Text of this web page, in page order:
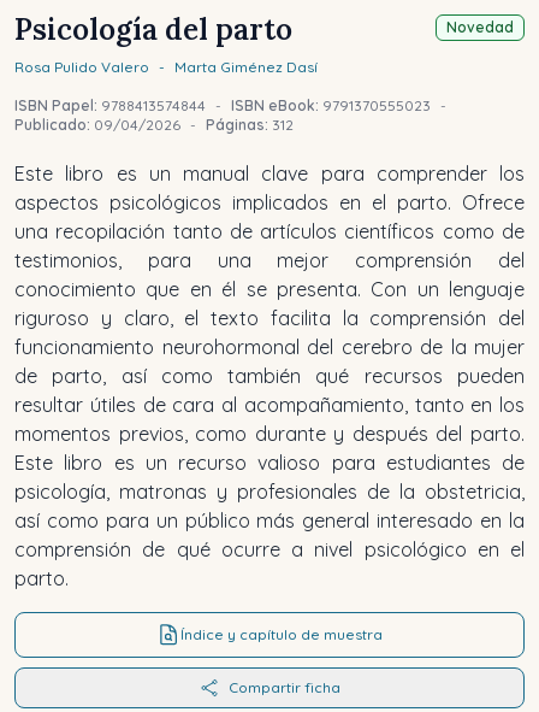
Novedad
Psicología del parto
Rosa Pulido Valero - Marta Giménez Dasí
ISBN Papel: 9788413574844 - ISBN eBook: 9791370555023
-
Publicado: 09/04/2026 - Páginas: 312
Este libro es un manual clave para comprender los
aspectos psicológicos implicados en el parto. Ofrece
una recopilación tanto de artículos científicos como de
testimonios, para una mejor comprensión del
conocimiento que en él se presenta. Con un lenguaje
riguroso y claro, el texto facilita la comprensión del
funcionamiento neurohormonal del cerebro de la mujer
de parto, así como también qué recursos pueden
resultar útiles de cara al acompañamiento, tanto en los
momentos previos, como durante y después del parto.
Este libro es un recurso valioso para estudiantes de
psicología, matronas y profesionales de la obstetricia,
así como para un público más general interesado en la
comprensión de qué ocurre a nivel psicológico en el
parto.
Índice y capítulo de muestra
Compartir ficha